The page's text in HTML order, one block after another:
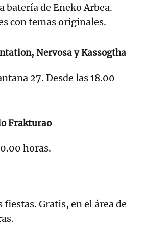
batería de Eneko Arbea.
con temas originales.
Nervosa y Kassogtha
27. Desde las 18.00
Frakturao
horas.
fiestas. Gratis, en el área de